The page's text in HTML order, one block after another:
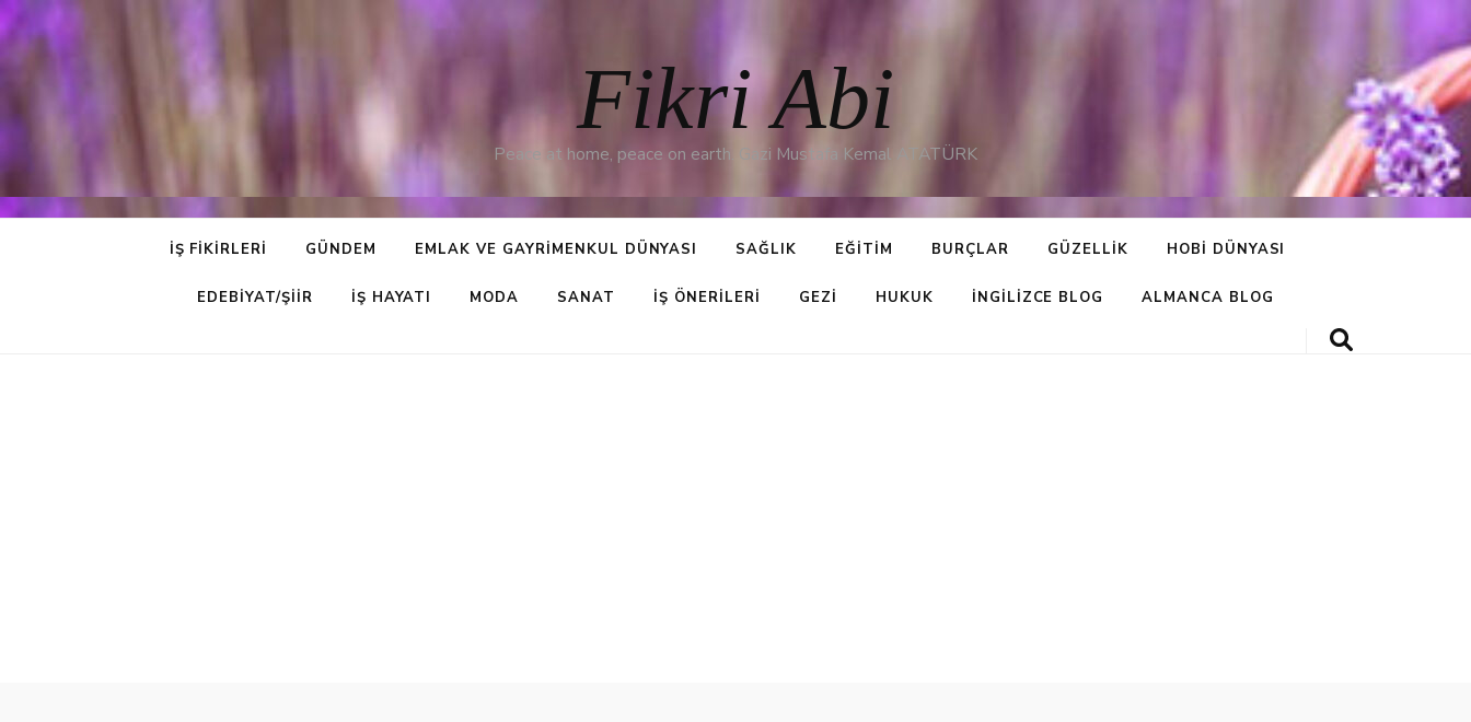
Fikri Abi
Peace at home, peace on earth. Gazi Mustafa Kemal ATATÜRK
İŞ FIKIRLERI GÜNDEM EMLAK VE GAYRIMENKUL DÜNYASI SAĞLIK EĞITIM BURÇLAR GÜZELLIK HOBI DÜNYASI
EDEBIYAT/ŞIIR İŞ HAYATI MODA SANAT İŞ ÖNERILERI GEZI HUKUK İNGILIZCE BLOG ALMANCA BLOG